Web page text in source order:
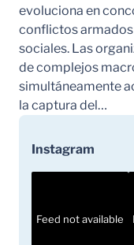
evoluciona en
conflictos armados
sociales. Las
de complejos
simultáneamente
la captura del…
Instagram
Feed not available